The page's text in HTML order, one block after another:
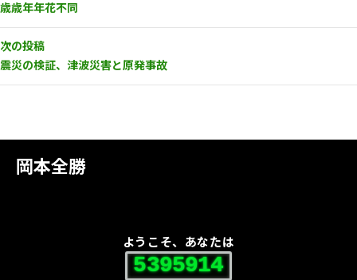
岡本全勝
ようこそ、あなたは
5395914
歳歳年年花不同
次の投稿
震災の検証、津波災害と原発事故